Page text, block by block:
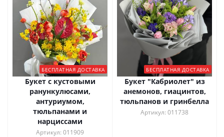
БЕСПЛАТНАЯ ДОСТАВКА
Букет с кустовыми
ранункулюсами,
антуриумом,
тюльпанами и
нарциссами
Артикул: 011909
БЕСПЛАТНАЯ ДОСТАВКА
Букет "Кабриолет" из
анемонов, гиацинтов,
тюльпанов и гринбелла
Артикул: 011738